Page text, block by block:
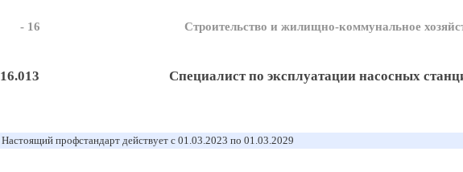
- 16 Строительство и жилищно-коммунальное
16.013 Специалист по эксплуатации насосных
Настоящий профстандарт действует с 01.03.2023 по 01.03.2029